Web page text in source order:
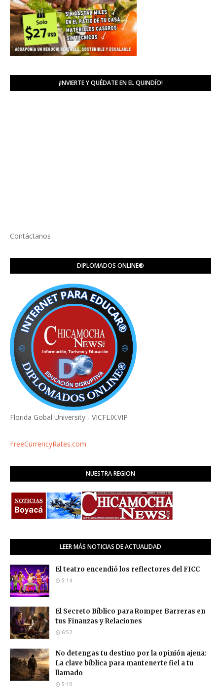
¡INVIERTE Y QUÉDATE EN EL QUINDÍO!
Contáctanos
DIPLOMADOS ONLINE®️
Florida Gobal University - VICFLIX.VIP
FreeCurrencyRates.com
NUESTRA REGION
LEER MÁS NOTICIAS DE ACTUALIDAD
El teatro encendió los reflectores del FICC
5:14
El Secreto Bíblico para Romper Barreras en
tus Finanzas y Relaciones
6:52
No detengas tu destino por la opinión ajena:
La clave bíblica para mantenerte fiel a tu
llamado
5:10